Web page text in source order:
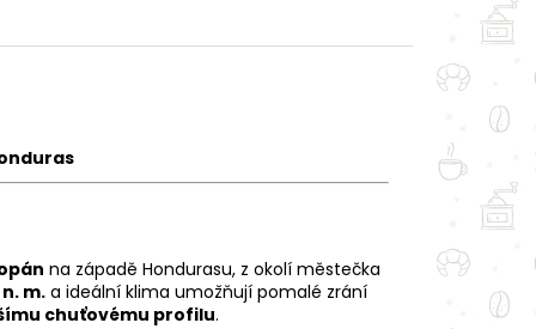
na západě Hondurasu, z okolí městečka
m. a ideální klima umožňují pomalé zrání
chuťovému profilu.